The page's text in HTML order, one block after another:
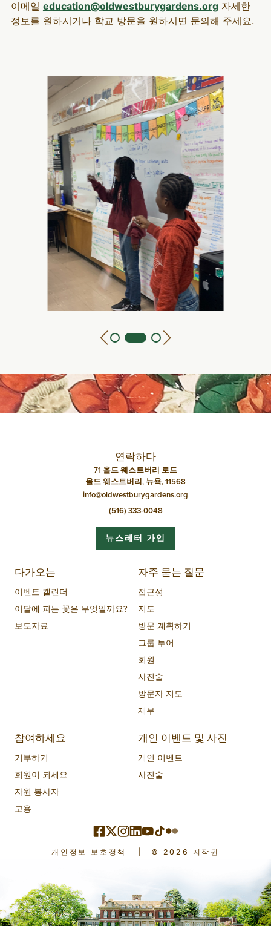
이메일 education@oldwestburygardens.org자세한
정보를 원하시거나 학교 방문을 원하시면 문의해 주세요.
연락하다
71 올드 웨스트버리 로드
올드 웨스트버리, 뉴욕, 11568
info@oldwestburygardens.org
(516) 333-0048
뉴스레터 가입
다가오는
이벤트 캘린더
이달에 피는 꽃은 무엇일까요?
보도자료
자주 묻는 질문
접근성
지도
방문 계획하기
그룹 투어
회원
사진술
방문자 지도
재무
참여하세요
기부하기
회원이 되세요
자원 봉사자
고용
개인 이벤트 및 사진
개인 이벤트
사진술
개인정보 보호정책 © 2026 저작권